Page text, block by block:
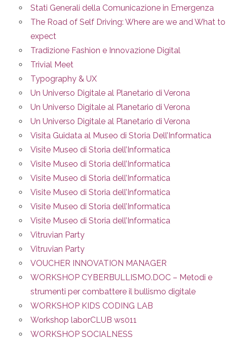
Stati Generali della Comunicazione in Emergenza
The Road of Self Driving: Where are we and What to
expect
Tradizione Fashion e Innovazione Digital
Trivial Meet
Typography & UX
Un Universo Digitale al Planetario di Verona
Un Universo Digitale al Planetario di Verona
Un Universo Digitale al Planetario di Verona
Visita Guidata al Museo di Storia Dell’Informatica
Visite Museo di Storia dell’Informatica
Visite Museo di Storia dell’Informatica
Visite Museo di Storia dell’Informatica
Visite Museo di Storia dell’Informatica
Visite Museo di Storia dell’Informatica
Visite Museo di Storia dell’Informatica
Vitruvian Party
Vitruvian Party
VOUCHER INNOVATION MANAGER
WORKSHOP CYBERBULLISMO.DOC – Metodi e
strumenti per combattere il bullismo digitale
WORKSHOP KIDS CODING LAB
Workshop laborCLUB ws011
WORKSHOP SOCIALNESS